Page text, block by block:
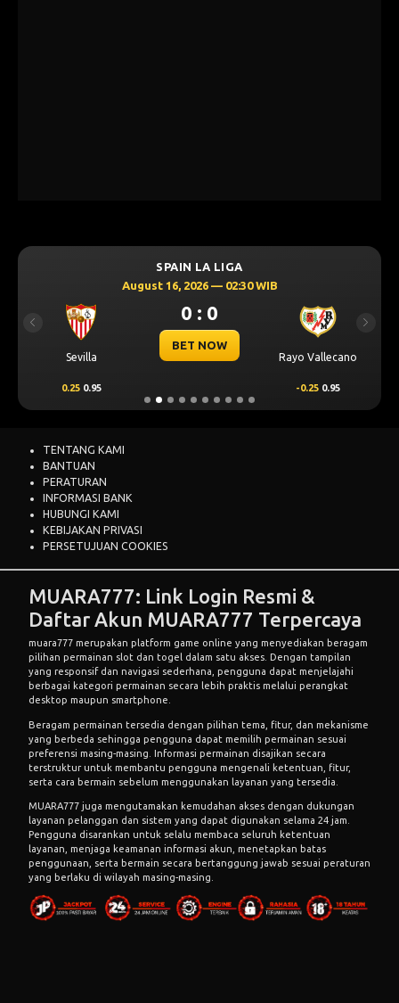
SPAIN LA LIGA
August 16, 2026 — 02:30 WIB
Sevilla
0 : 0
BET NOW
Rayo Vallecano
0.25 0.95 -0.25 0.95
Previous Next
TENTANG KAMI
BANTUAN
PERATURAN
INFORMASI BANK
HUBUNGI KAMI
KEBIJAKAN PRIVASI
PERSETUJUAN COOKIES
MUARA777: Link Login Resmi &
Daftar Akun MUARA777 Terpercaya
muara777 merupakan platform game online yang menyediakan beragam
pilihan permainan slot dan togel dalam satu akses. Dengan tampilan
yang responsif dan navigasi sederhana, pengguna dapat menjelajahi
berbagai kategori permainan secara lebih praktis melalui perangkat
desktop maupun smartphone.
Beragam permainan tersedia dengan pilihan tema, fitur, dan mekanisme
yang berbeda sehingga pengguna dapat memilih permainan sesuai
preferensi masing-masing. Informasi permainan disajikan secara
terstruktur untuk membantu pengguna mengenali ketentuan, fitur,
serta cara bermain sebelum menggunakan layanan yang tersedia.
MUARA777 juga mengutamakan kemudahan akses dengan dukungan
layanan pelanggan dan sistem yang dapat digunakan selama 24 jam.
Pengguna disarankan untuk selalu membaca seluruh ketentuan
layanan, menjaga keamanan informasi akun, menetapkan batas
penggunaan, serta bermain secara bertanggung jawab sesuai peraturan
yang berlaku di wilayah masing-masing.